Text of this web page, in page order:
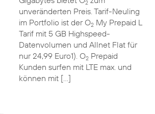
2
unveränderten Preis. Tarif-Neuling
im Portfolio ist der O2My Prepaid L
Tarif mit 5 GB Highspeed-
Datenvolumen und Allnet Flat für
nur 24,99 Euro1). O2Prepaid
Kunden surfen mit LTE max. und
können mit […]